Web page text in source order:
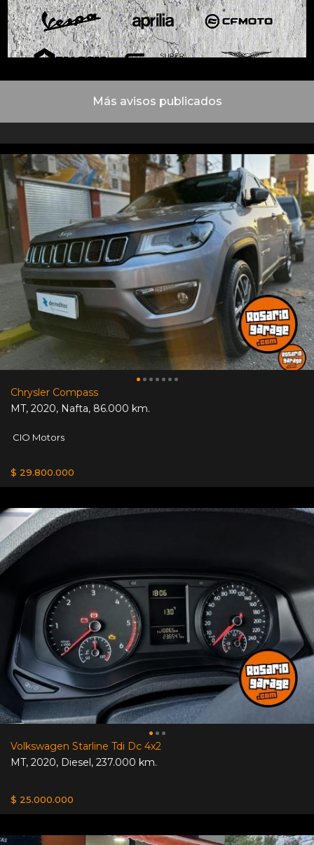
Más avisos publicados
Chrysler Compass
MT, 2020, Nafta, 86.000 km.
CIO Motors
$ 29.800.000
Volkswagen Starline Tdi Dc 4x2
MT, 2020, Diesel, 237.000 km.
$ 25.000.000